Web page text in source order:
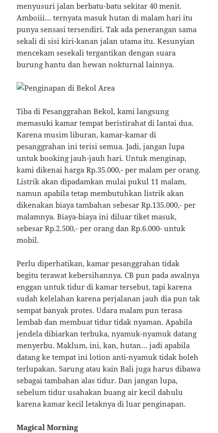
menyusuri jalan berbatu-batu sekitar 40 menit.
Amboiii… ternyata masuk hutan di malam hari itu
punya sensasi tersendiri. Tak ada penerangan sama
sekali di sisi kiri-kanan jalan utama itu. Kesunyian
mencekam sesekali tergantikan dengan suara
burung hantu dan hewan nokturnal lainnya.
Tiba di Pesanggrahan Bekol, kami langsung
memasuki kamar tempat beristirahat di lantai dua.
Karena musim liburan, kamar-kamar di
pesanggrahan ini terisi semua. Jadi, jangan lupa
untuk booking jauh-jauh hari. Untuk menginap,
kami dikenai harga Rp.35.000,- per malam per orang.
Listrik akan dipadamkan mulai pukul 11 malam,
namun apabila tetap membutuhkan listrik akan
dikenakan biaya tambahan sebesar Rp.135.000,- per
malamnya. Biaya-biaya ini diluar tiket masuk,
sebesar Rp.2.500,- per orang dan Rp.6.000- untuk
mobil.
Perlu diperhatikan, kamar pesanggrahan tidak
begitu terawat kebersihannya. CB pun pada awalnya
enggan untuk tidur di kamar tersebut, tapi karena
sudah kelelahan karena perjalanan jauh dia pun tak
sempat banyak protes. Udara malam pun terasa
lembab dan membuat tidur tidak nyaman. Apabila
jendela dibiarkan terbuka, nyamuk-nyamuk datang
menyerbu. Maklum, ini, kan, hutan… jadi apabila
datang ke tempat ini lotion anti-nyamuk tidak boleh
terlupakan. Sarung atau kain Bali juga harus dibawa
sebagai tambahan alas tidur. Dan jangan lupa,
sebelum tidur usahakan buang air kecil dahulu
karena kamar kecil letaknya di luar penginapan.
Magical Morning